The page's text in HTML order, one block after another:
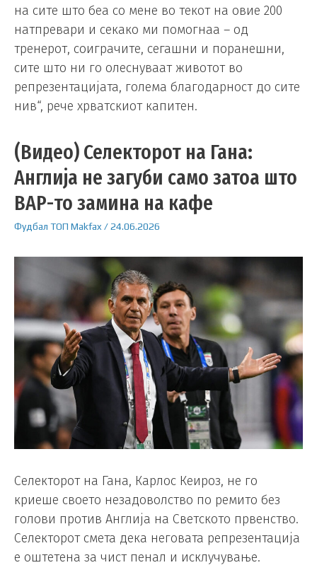
на сите што беа со мене во текот на овие 200
натпревари и секако ми помогнаа – од
тренерот, соиграчите, сегашни и поранешни,
сите што ни го олеснуваат животот во
репрезентацијата, голема благодарност до сите
нив“, рече хрватскиот капитен.
(Видео) Селекторот на Гана:
Англија не загуби само затоа што
ВАР-то замина на кафе
Фудбал ТОП Makfax /24.06.2026
Селекторот на Гана, Карлос Кеироз, не го
криеше своето незадоволство по ремито без
голови против Англија на Светското првенство.
Селекторот смета дека неговата репрезентација
е оштетена за чист пенал и исклучување.